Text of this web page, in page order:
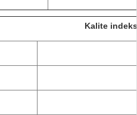
Kalite